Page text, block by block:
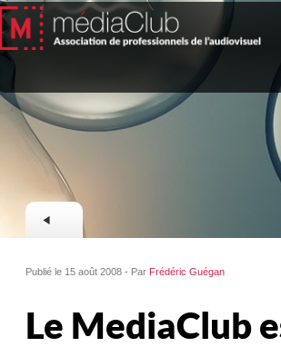
Publié le 15 août 2008 - Par Frédéric Guégan
Le MediaClub